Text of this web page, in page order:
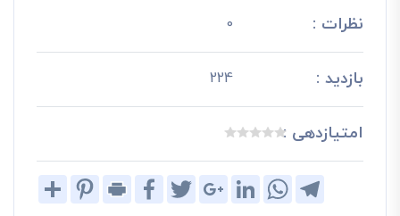
نظرات : 0
بازدید : 224
امتیازدهی :
Share
PinterestPrint
FacebookTwitterGoogle+LinkedIn
WhatsAppTelegram